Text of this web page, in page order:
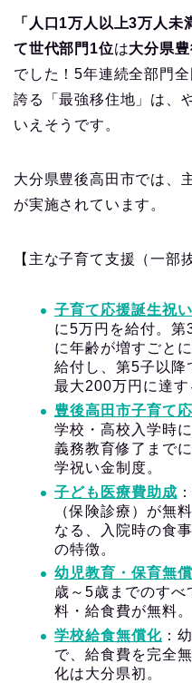
「人口1万人以上3万人未
て世代部門1位は大分県
でした！5年連続全部門
誇る「最強移住地」は、
いえそうです。
大分県豊後高田市では、
が実施されています。
【主な子育て支援（一部
子育て応援誕生祝
に5万円を給付。
に年齢が増すごと
給付し、第5子以降
最大200万円に達す
豊後高田市子育て
学校・高校入学時
義務教育修了まで
学祝い金制度。
子ども医療費助成
（保険診療）が無
なる、入院時の食
の特徴。
幼児教育・保育無
歳～5歳までのすべ
料・給食費が無料。
学校給食無償化 ：
で、給食費を完全
化は大分県初。